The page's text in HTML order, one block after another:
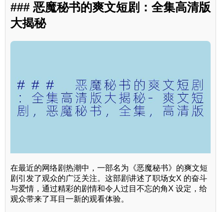
### 恶魔秘书的爽文短剧：全集高清版
大揭秘
在最近的网络剧热潮中，一部名为《恶魔秘书》的爽文短
剧引发了观众的广泛关注。这部剧讲述了职场女X 的奋斗
与爱情，通过精彩的剧情和令人过目不忘的角X 设定，给
观众带来了耳目一新的观看体验。